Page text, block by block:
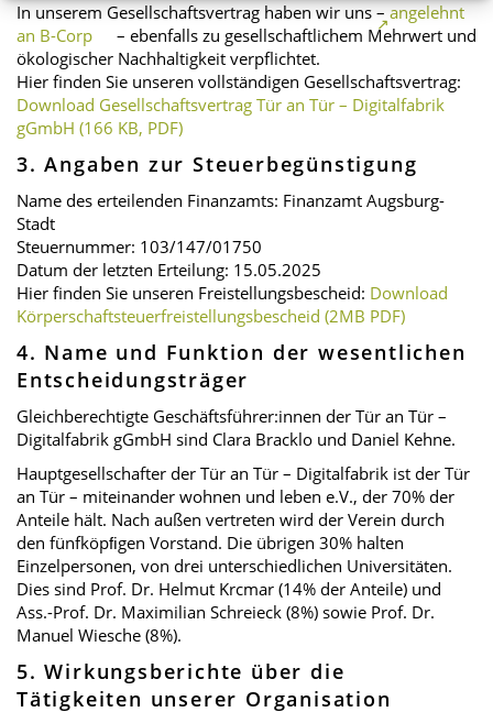
In unserem Gesellschaftsvertrag haben wir uns – angelehnt
an B-Corp
– ebenfalls zu gesellschaftlichem Mehrwert und
ökologischer Nachhaltigkeit verpflichtet.
Hier finden Sie unseren vollständigen Gesellschaftsvertrag:
Download Gesellschaftsvertrag Tür an Tür – Digitalfabrik
gGmbH (166 KB, PDF)
3. Angaben zur Steuerbegünstigung
Name des erteilenden Finanzamts: Finanzamt Augsburg-
Stadt
Steuernummer: 103/147/01750
Datum der letzten Erteilung: 15.05.2025
Hier finden Sie unseren Freistellungsbescheid: Download
Körperschaftsteuerfreistellungsbescheid (2MB PDF)
4. Name und Funktion der wesentlichen
Entscheidungsträger
Gleichberechtigte Geschäftsführer:innen der Tür an Tür –
Digitalfabrik gGmbH sind Clara Bracklo und Daniel Kehne.
Hauptgesellschafter der Tür an Tür – Digitalfabrik ist der Tür
an Tür – miteinander wohnen und leben e.V., der 70% der
Anteile hält. Nach außen vertreten wird der Verein durch
den fünfköpﬁgen Vorstand. Die übrigen 30% halten
Einzelpersonen, von drei unterschiedlichen Universitäten.
Dies sind Prof. Dr. Helmut Krcmar (14% der Anteile) und
Ass.-Prof. Dr. Maximilian Schreieck (8%) sowie Prof. Dr.
Manuel Wiesche (8%).
5. Wirkungsberichte über die
Tätigkeiten unserer Organisation